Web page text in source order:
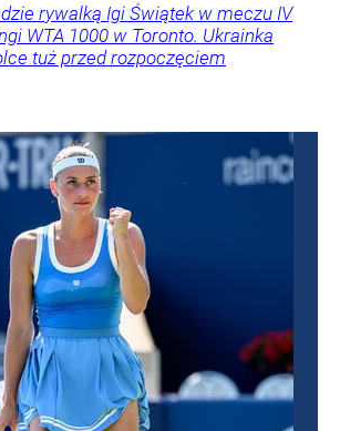
rywalką Igi Świątek w meczu IV
WTA 1000 w Toronto. Ukrainka
tuż przed rozpoczęciem